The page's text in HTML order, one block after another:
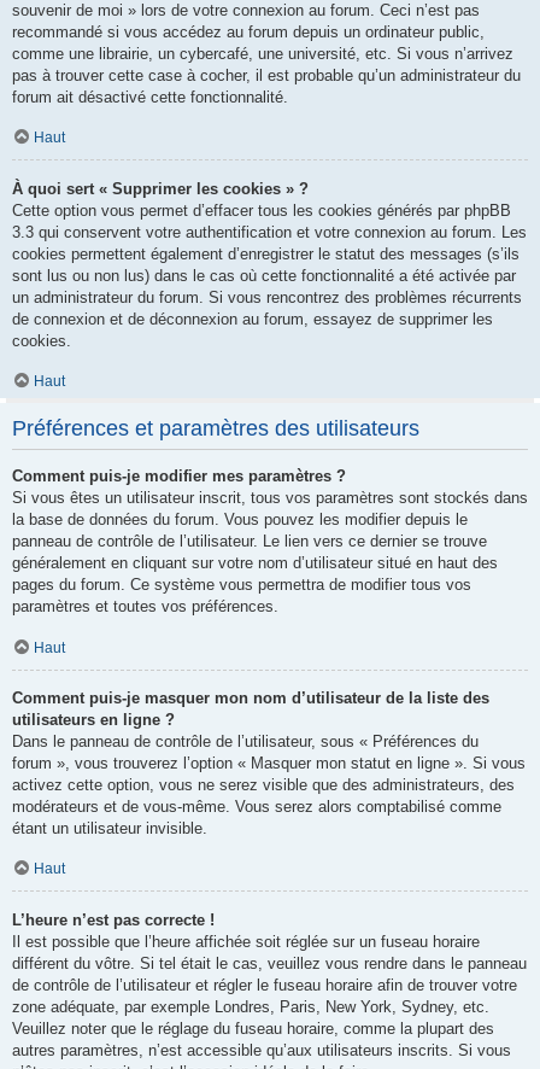
souvenir de moi » lors de votre connexion au forum. Ceci n’est pas
recommandé si vous accédez au forum depuis un ordinateur public,
comme une librairie, un cybercafé, une université, etc. Si vous n’arrivez
pas à trouver cette case à cocher, il est probable qu’un administrateur du
forum ait désactivé cette fonctionnalité.
Haut
À quoi sert « Supprimer les cookies » ?
Cette option vous permet d’effacer tous les cookies générés par phpBB
3.3 qui conservent votre authentification et votre connexion au forum. Les
cookies permettent également d’enregistrer le statut des messages (s’ils
sont lus ou non lus) dans le cas où cette fonctionnalité a été activée par
un administrateur du forum. Si vous rencontrez des problèmes récurrents
de connexion et de déconnexion au forum, essayez de supprimer les
cookies.
Haut
Préférences et paramètres des utilisateurs
Comment puis-je modifier mes paramètres ?
Si vous êtes un utilisateur inscrit, tous vos paramètres sont stockés dans
la base de données du forum. Vous pouvez les modifier depuis le
panneau de contrôle de l’utilisateur. Le lien vers ce dernier se trouve
généralement en cliquant sur votre nom d’utilisateur situé en haut des
pages du forum. Ce système vous permettra de modifier tous vos
paramètres et toutes vos préférences.
Haut
Comment puis-je masquer mon nom d’utilisateur de la liste des
utilisateurs en ligne ?
Dans le panneau de contrôle de l’utilisateur, sous « Préférences du
forum », vous trouverez l’option « Masquer mon statut en ligne ». Si vous
activez cette option, vous ne serez visible que des administrateurs, des
modérateurs et de vous-même. Vous serez alors comptabilisé comme
étant un utilisateur invisible.
Haut
L’heure n’est pas correcte !
Il est possible que l’heure affichée soit réglée sur un fuseau horaire
différent du vôtre. Si tel était le cas, veuillez vous rendre dans le panneau
de contrôle de l’utilisateur et régler le fuseau horaire afin de trouver votre
zone adéquate, par exemple Londres, Paris, New York, Sydney, etc.
Veuillez noter que le réglage du fuseau horaire, comme la plupart des
autres paramètres, n’est accessible qu’aux utilisateurs inscrits. Si vous